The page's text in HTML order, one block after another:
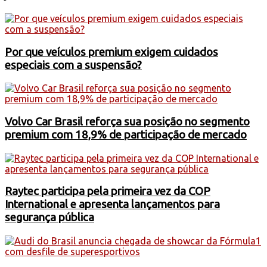
Por que veículos premium exigem cuidados
especiais com a suspensão?
Volvo Car Brasil reforça sua posição no segmento
premium com 18,9% de participação de mercado
Raytec participa pela primeira vez da COP
International e apresenta lançamentos para
segurança pública